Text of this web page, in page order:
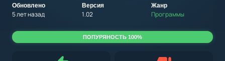
Обновлено
5 лет назад
Версия
1.02
Жанр
Программы
ПОПУРЯНОСТЬ 100%